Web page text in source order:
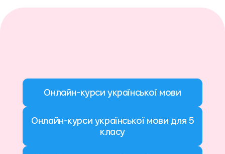
Онлайн-курси української мови
Онлайн-курси української мови для 5
класу